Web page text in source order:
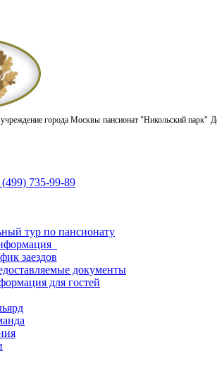
учреждение города Москвы пансионат "Никольский парк"
735-99-89
тур по пансионату
заездов
документы
для гостей